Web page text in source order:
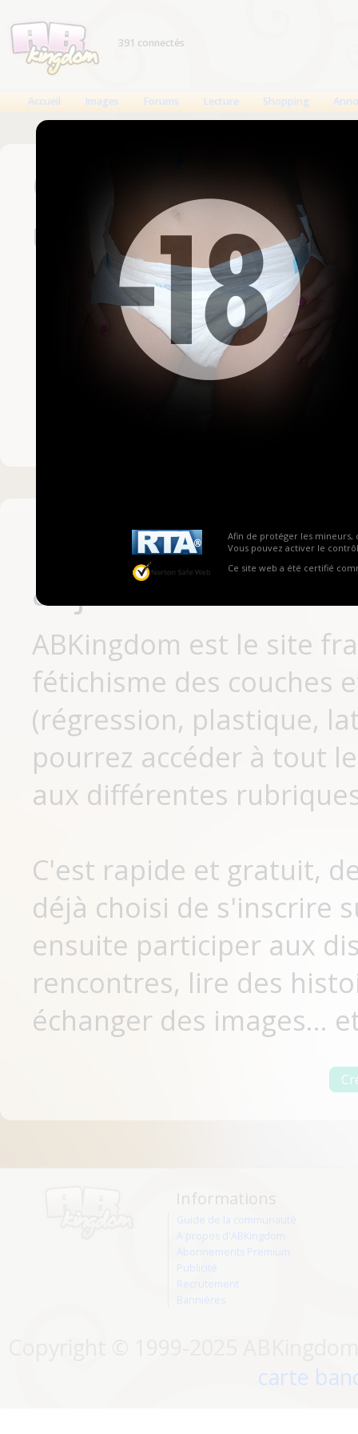
Afin de protéger les mineurs,
Vous pouvez activer le
Ce site web a été certifié
391 connectés
Accueil Images Forums Lecture Shopping
Connexion
Un compte est
Nom d'utilisateur
Mot de passe
Pas encore
aujourd'hui
ABKingdom est le site
fétichisme des couches
(régression, plastique,
pourrez accéder à tout
aux différentes
C'est rapide et gratuit,
déjà choisi de s'inscrire
ensuite participer aux
rencontres, lire des
échanger des images...
Informations
Guide de la communauté
A propos d'ABKingdom
Abonnements Premium
Publicité
Recrutement
Bannières
carte